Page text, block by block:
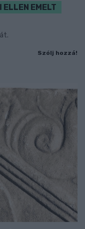
ELLEN EMELT
Szólj hozzá!